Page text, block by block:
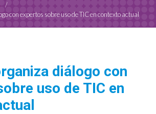
/
con expertos sobre uso de TIC en contexto actual
diálogo con
uso de TIC en